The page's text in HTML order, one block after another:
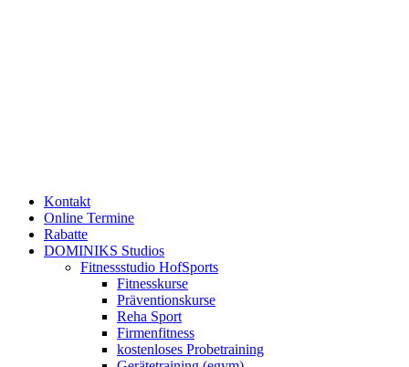
Kontakt
Online Termine
Rabatte
DOMINIKS Studios
Fitnessstudio HofSports
Fitnesskurse
Präventionskurse
Reha Sport
Firmenfitness
kostenloses Probetraining